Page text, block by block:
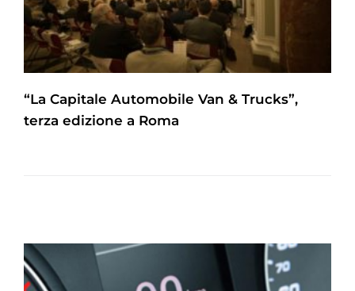
“La Capitale Automobile Van & Trucks”,
terza edizione a Roma